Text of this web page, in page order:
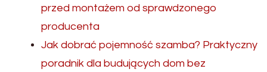
przed montażem od sprawdzonego
producenta
Jak dobrać pojemność szamba? Praktyczny
poradnik dla budujących dom bez